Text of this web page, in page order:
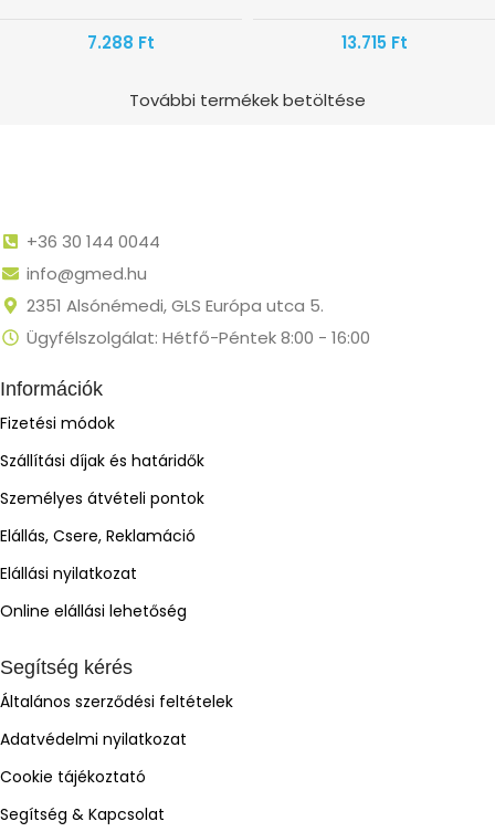
7.288 Ft 13.715 Ft
További termékek betöltése
+36 30 144 0044
info@gmed.hu
2351 Alsónémedi, GLS Európa utca 5.
Ügyfélszolgálat: Hétfő-Péntek 8:00 - 16:00
Információk
Fizetési módok
Szállítási díjak és határidők
Személyes átvételi pontok
Elállás, Csere, Reklamáció
Elállási nyilatkozat
Online elállási lehetőség
Segítség kérés
Általános szerződési feltételek
Adatvédelmi nyilatkozat
Cookie tájékoztató
Segítség & Kapcsolat